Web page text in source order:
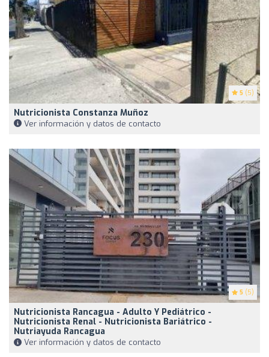
5 (5)
Nutricionista Constanza Muñoz
Ver información y datos de contacto
5 (5)
Nutricionista Rancagua - Adulto Y Pediátrico -
Nutricionista Renal - Nutricionista Bariátrico -
Nutriayuda Rancagua
Ver información y datos de contacto